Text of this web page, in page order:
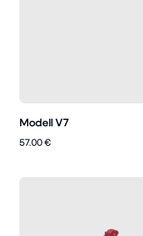
Modell V7
57.00 €